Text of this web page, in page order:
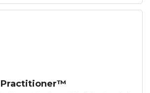
Practitioner™